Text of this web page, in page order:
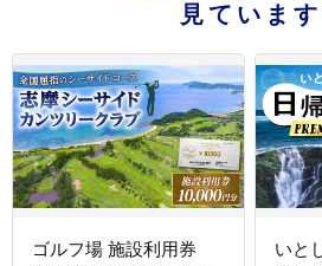
見ています
ゴルフ場 施設利用券
いと